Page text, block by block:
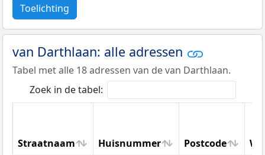
Toelichting
van Darthlaan: alle adressen
Tabel met alle 18 adressen van de van Darthlaan.
Zoek in de tabel:
Straatnaam Huisnummer Postcode